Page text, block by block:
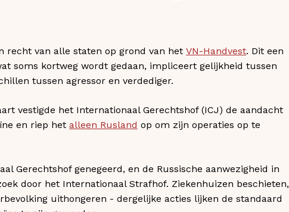
recht van alle staten op grond van het VN-Handvest. Dit een
soms kortweg wordt gedaan, impliceert gelijkheid tussen
tussen agressor en verdediger.
vestigde het Internationaal Gerechtshof (ICJ) de aandacht
en riep het alleen Rusland op om zijn operaties op te
Gerechtshof genegeerd, en de Russische aanwezigheid in
door het Internationaal Strafhof. Ziekenhuizen beschieten,
uithongeren - dergelijke acties lijken de standaard